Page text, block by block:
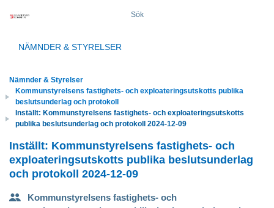
Sök
NÄMNDER & STYRELSER
Nämnder & Styrelser
Kommunstyrelsens fastighets- och exploateringsutskotts publika
beslutsunderlag och protokoll
Inställt: Kommunstyrelsens fastighets- och exploateringsutskotts
publika beslutsunderlag och protokoll 2024-12-09
Inställt: Kommunstyrelsens fastighets- och
exploateringsutskotts publika beslutsunderlag
och protokoll 2024-12-09
Kommunstyrelsens fastighets- och